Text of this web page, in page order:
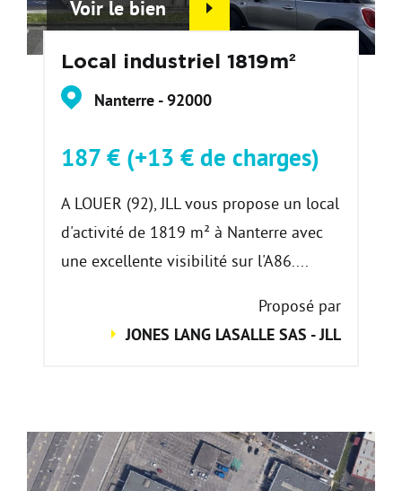
Voir le bien
Local industriel 1819m²
Nanterre - 92000
187 € (+13 € de charges)
A LOUER (92), JLL vous propose un local
d'activité de 1819 m² à Nanterre avec
une excellente visibilité sur l'A86....
Proposé par
JONES LANG LASALLE SAS - JLL